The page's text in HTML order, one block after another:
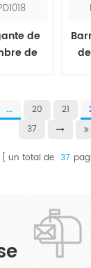
de
de
... 20 21
37
un total de 37